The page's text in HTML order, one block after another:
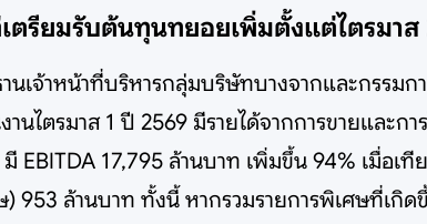
เตรียมรับต้นทุนทยอยเพิ่มตั้งแต่ไตรมาส
นเจ้าหน้าที่บริหารกลุ่มบริษัทบางจากและกรรม
ไตรมาส 1 ปี 2569 มีรายได้จากการขายและกา
17,795 ล้านบาท เพิ่มขึ้น 94% เมื่อเ
953 ล้านบาท ทั้งนี้ หากรวมรายการพิเศษที่เกิด